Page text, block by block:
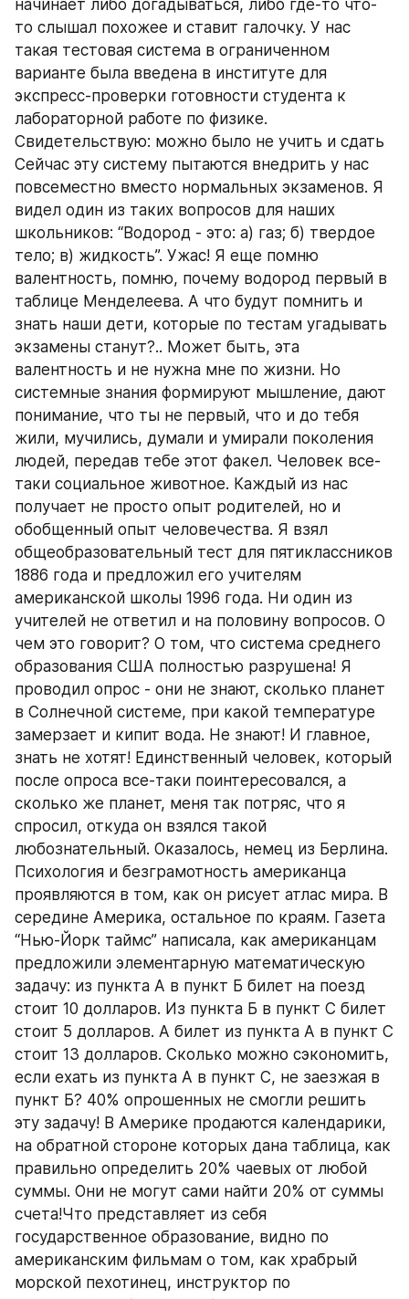
начинает либо догадываться, либо где-то что-
то слышал похожее и ставит галочку. У нас
такая тестовая система в ограниченном
варианте была введена в институте для
экспресс-проверки готовности студента к
лабораторной работе по физике.
Свидетельствую: можно было не учить и сдать
Сейчас эту систему пытаются внедрить у нас
повсеместно вместо нормальных экзаменов. Я
видел один из таких вопросов для наших
школьников: “Водород - это: а) газ; б) твердое
тело; в) жидкость”. Ужас! Я еще помню
валентность, помню, почему водород первый в
таблице Менделеева. А что будут помнить и
знать наши дети, которые по тестам угадывать
экзамены станут?.. Может быть, эта
валентность и не нужна мне по жизни. Но
системные знания формируют мышление, дают
понимание, что ты не первый, что и до тебя
жили, мучились, думали и умирали поколения
людей, передав тебе этот факел. Человек все-
таки социальное животное. Каждый из нас
получает не просто опыт родителей, но и
обобщенный опыт человечества. Я взял
общеобразовательный тест для пятиклассников
1886 года и предложил его учителям
американской школы 1996 года. Ни один из
учителей не ответил и на половину вопросов. О
чем это говорит? О том, что система среднего
образования США полностью разрушена! Я
проводил опрос - они не знают, сколько планет
в Солнечной системе, при какой температуре
замерзает и кипит вода. Не знают! И главное,
знать не хотят! Единственный человек, который
после опроса все-таки поинтересовался, а
сколько же планет, меня так потряс, что я
спросил, откуда он взялся такой
любознательный. Оказалось, немец из Берлина.
Психология и безграмотность американца
проявляются в том, как он рисует атлас мира. В
середине Америка, остальное по краям. Газета
“Нью-Йорк таймс” написала, как американцам
предложили элементарную математическую
задачу: из пункта А в пункт Б билет на поезд
стоит 10 долларов. Из пункта Б в пункт С билет
стоит 5 долларов. А билет из пункта А в пункт С
стоит 13 долларов. Сколько можно сэкономить,
если ехать из пункта А в пункт С, не заезжая в
пункт Б? 40% опрошенных не смогли решить
эту задачу! В Америке продаются календарики,
на обратной стороне которых дана таблица, как
правильно определить 20% чаевых от любой
суммы. Они не могут сами найти 20% от суммы
счета!Что представляет из себя
государственное образование, видно по
американским фильмам о том, как храбрый
морской пехотинец, инструктор по